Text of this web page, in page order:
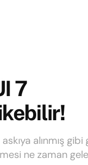
7
alınmış gibi
ne zaman